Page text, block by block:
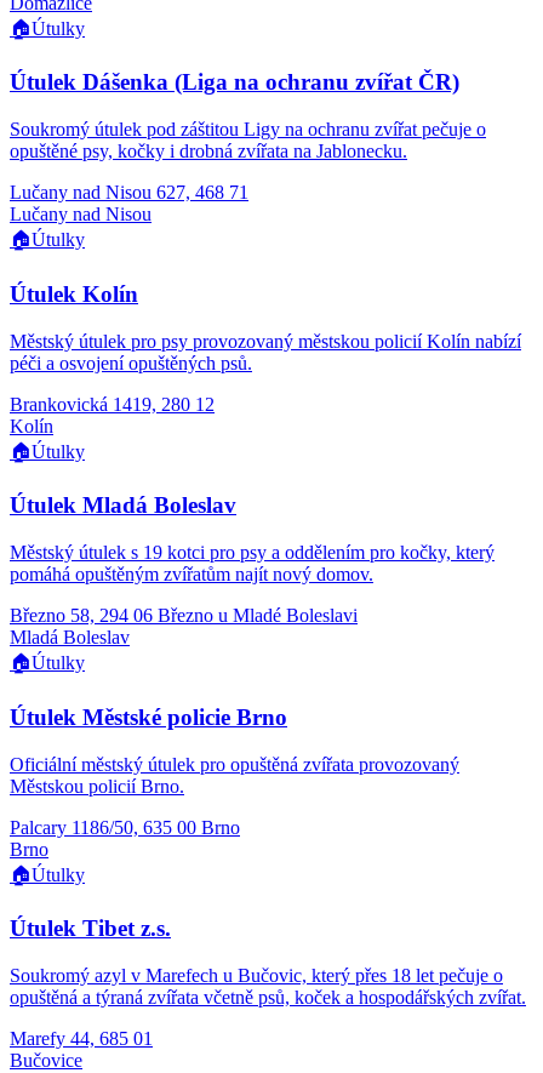
🏠Útulky
Útulek Dášenka (Liga na ochranu zvířat ČR)
Soukromý útulek pod záštitou Ligy na ochranu zvířat pečuje o
opuštěné psy, kočky i drobná zvířata na Jablonecku.
Lučany nad Nisou 627, 468 71
Lučany nad Nisou
🏠Útulky
Útulek Kolín
Městský útulek pro psy provozovaný městskou policií Kolín nabízí
péči a osvojení opuštěných psů.
Brankovická 1419, 280 12
Kolín
🏠Útulky
Útulek Mladá Boleslav
Městský útulek s 19 kotci pro psy a oddělením pro kočky, který
pomáhá opuštěným zvířatům najít nový domov.
Březno 58, 294 06 Březno u Mladé Boleslavi
Mladá Boleslav
🏠Útulky
Útulek Městské policie Brno
Oficiální městský útulek pro opuštěná zvířata provozovaný
Městskou policií Brno.
Palcary 1186/50, 635 00 Brno
Brno
🏠Útulky
Útulek Tibet z.s.
Soukromý azyl v Marefech u Bučovic, který přes 18 let pečuje o
opuštěná a týraná zvířata včetně psů, koček a hospodářských zvířat.
Marefy 44, 685 01
Bučovice